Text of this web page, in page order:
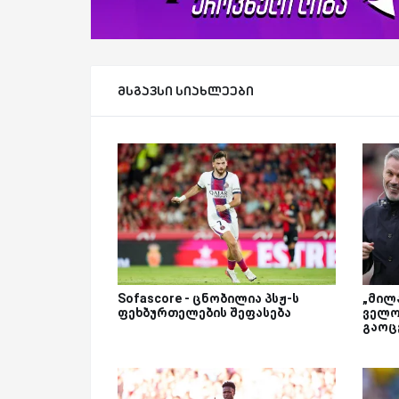
მსგავსი სიახლეები
Sofascore - ცნობილია პსჟ-ს
ფეხბურთელების შეფასება